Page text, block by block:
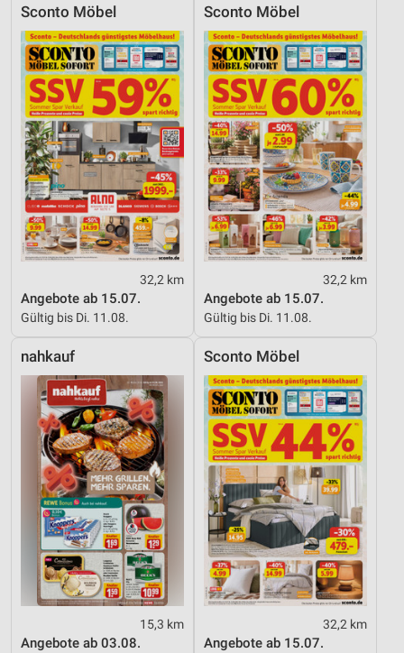
Sconto Möbel
32,2 km
Angebote ab 15.07.
Gültig bis Di. 11.08.
Sconto Möbel
32,2 km
Angebote ab 15.07.
Gültig bis Di. 11.08.
nahkauf
15,3 km
Angebote ab 03.08.
Sconto Möbel
32,2 km
Angebote ab 15.07.